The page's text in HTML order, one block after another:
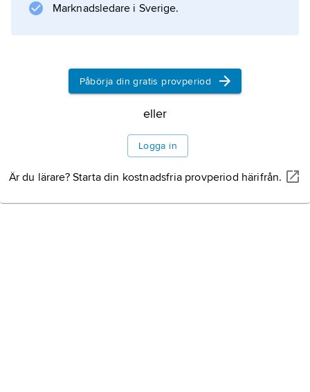
utbredning
Information om artikeln
Marknadsledare i Sverige.
Påbörja din gratis provperiod
eller
Logga in
Är du lärare? Starta din kostnadsfria provperiod härifrån.